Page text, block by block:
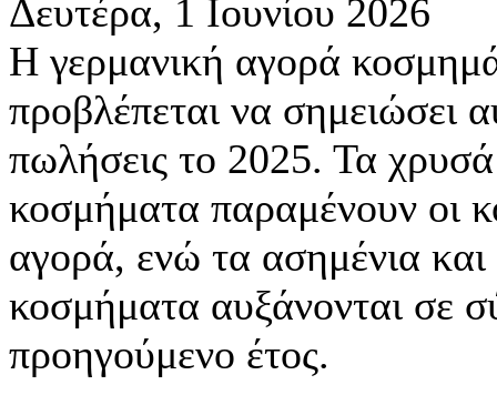
Δευτέρα, 1 Ιουνίου 2026
Η γερμανική αγορά
προβλέπεται να σημειώσει
πωλήσεις το 2025. Τα χρυσά
κοσμήματα παραμένουν οι
αγορά, ενώ τα ασημένια
κοσμήματα αυξάνονται σε
προηγούμενο έτος.